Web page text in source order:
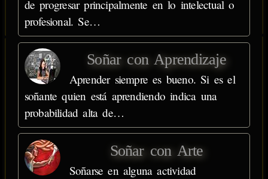
de progresar principalmente en lo intelectual o
profesional. Se…
Soñar con Aprendizaje
Aprender siempre es bueno. Si es el
soñante quien está aprendiendo indica una
probabilidad alta de…
Soñar con Arte
Soñarse en alguna actividad